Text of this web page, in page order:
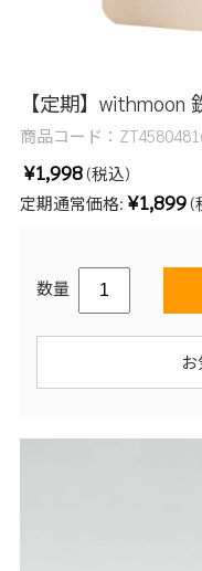
【定期】withmoon
商品コード：
¥1,998 (税込)
定期通常価格: ¥1,899 (
数量